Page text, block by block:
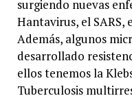
surgiendo nuevas
Hantavirus, el SARS,
Además, algunos
desarrollado
ellos tenemos la
Tuberculosis